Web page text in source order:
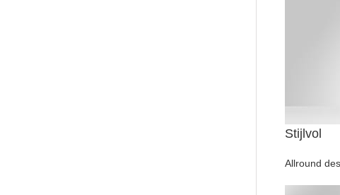
Stijlvol
Allround